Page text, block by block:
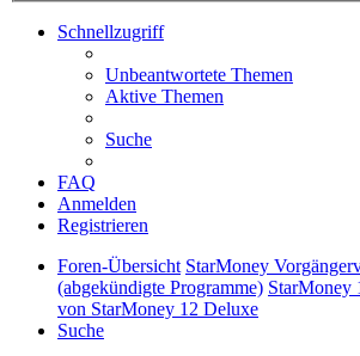
Schnellzugriff
Unbeantwortete Themen
Aktive Themen
Suche
FAQ
Anmelden
Registrieren
Foren-Übersicht StarMoney
(abgekündigte Programme) StarMoney
von StarMoney 12 Deluxe
Suche